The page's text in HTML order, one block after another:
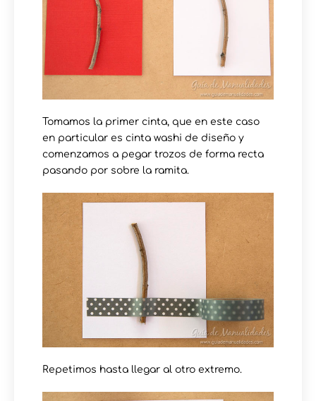
Tomamos la primer cinta, que en este caso
en particular es cinta washi de diseño y
comenzamos a pegar trozos de forma recta
pasando por sobre la ramita.
Repetimos hasta llegar al otro extremo.